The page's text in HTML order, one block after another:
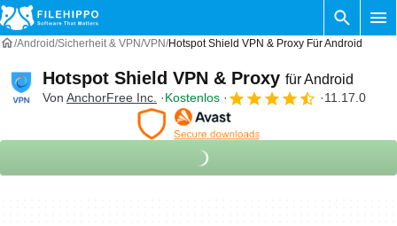
Android Sicherheit & VPN VPN Hotspot Shield VPN & Proxy Für Android
Hotspot Shield VPN & Proxy für Android
Von AnchorFree Inc. Kostenlos 11.17.0